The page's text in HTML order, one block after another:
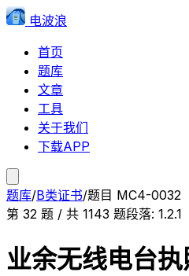
电波浪
首页
题库
文章
工具
关于我们
下载APP
题库/B类证书/题目 MC4-0032
第 32 题 / 共 1143 题段落: 1.2.1
业余无线电台